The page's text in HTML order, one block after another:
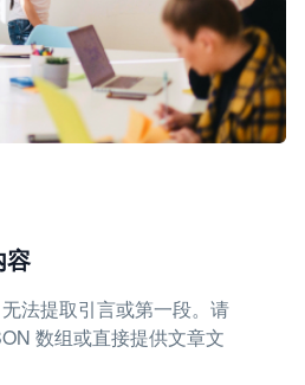
容
法提取引言或第一段。请
数组或直接提供文章文